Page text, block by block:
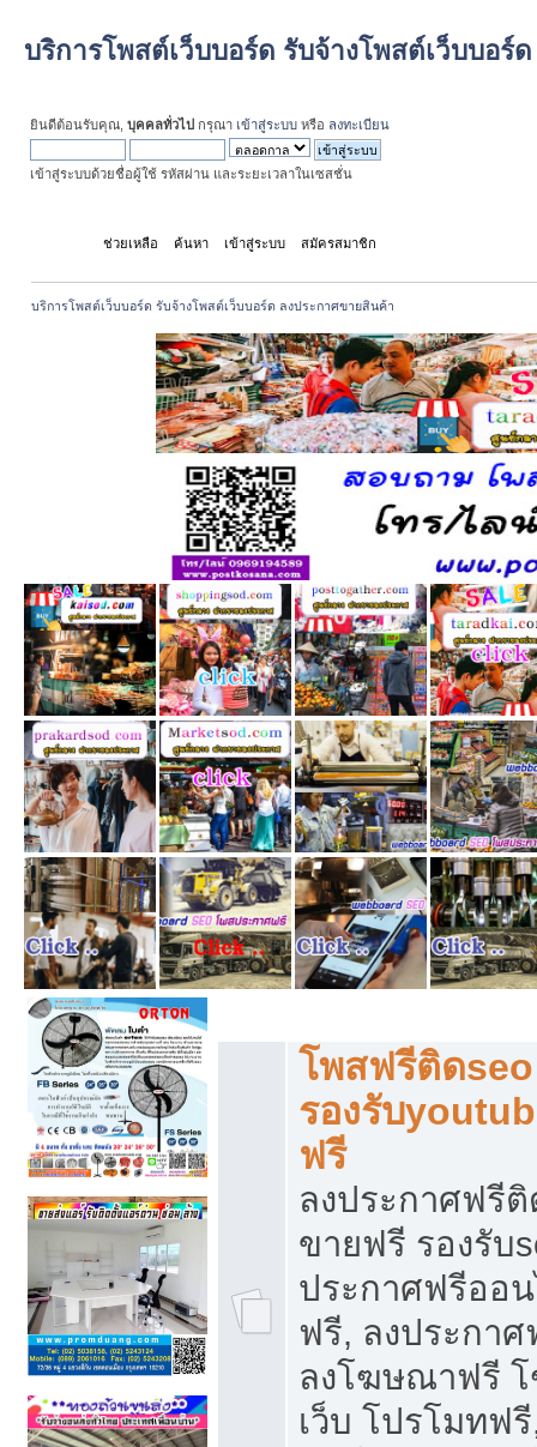
บริการโพสต์เว็บบอร์ด รับจ้างโพสต์เว็บบอร์
ยินดีต้อนรับคุณ, บุคคลทั่วไป กรุณา เข้าสู่ระบบ หรือ ลงทะเบียน
เข้าสู่ระบบด้วยชื่อผู้ใช้ รหัสผ่าน และระยะเวลาในเซสชั่น
ช่วยเหลือ ค้นหา เข้าสู่ระบบ สมัครสมาชิก
บริการโพสต์เว็บบอร์ด รับจ้างโพสต์เว็บบอร์ด ลงประกาศขายสินค้า
โพสฟรีติด
รองรับ
ฟรี
ลงประกาศฟรีติ
ขายฟรี รองรับ
ประกาศฟรีออ
ฟรี, ลงประกา
ลงโฆษณาฟรี
เว็บ โปรโมทฟ